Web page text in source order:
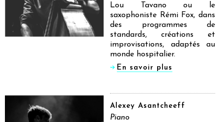
Lou Tavano ou le
saxophoniste Rémi Fox, dans
des programmes de
standards, créations et
improvisations, adaptés au
monde hospitalier.
En savoir plus
Alexey Asantcheeff
Piano